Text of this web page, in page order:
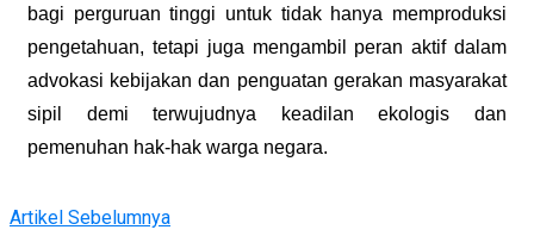
bagi perguruan tinggi untuk tidak hanya memproduksi
pengetahuan, tetapi juga mengambil peran aktif dalam
advokasi kebijakan dan penguatan gerakan masyarakat
sipil demi terwujudnya keadilan ekologis dan
pemenuhan hak-hak warga negara.
Artikel Sebelumnya